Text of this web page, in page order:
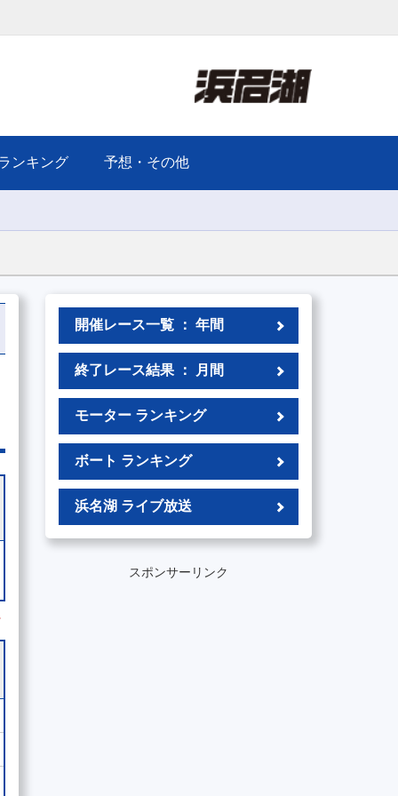
ンキング 予想・その他
開催レース一覧 ： 年間
終了レース結果 ： 月間
モーター ランキング
ボート ランキング
浜名湖 ライブ放送
スポンサーリンク